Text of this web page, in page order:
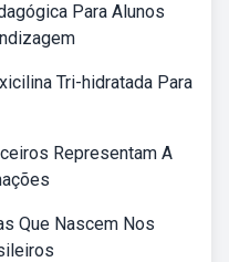
Para Alunos
Tri-hidratada Para
Representam A
Que Nascem Nos